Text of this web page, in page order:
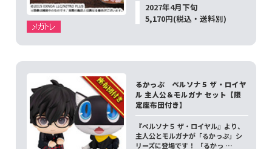
2027年4月下旬
5,170円(税込・送料別)
るかっぷ ペルソナ５ ザ・ロイヤ
ル 主人公＆モルガナ セット【限
定座布団付き】
『ペルソナ５ ザ・ロイヤル』より、
主人公とモルガナが「るかっぷ」シ
リーズに登場です！ 「るかっ …